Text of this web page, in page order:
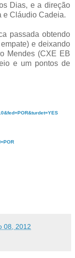
Dias, e a direção
e Cláudio Cadeia.
passada obtendo
e deixando
Mendes (CXE EB
e um pontos de
08, 2012